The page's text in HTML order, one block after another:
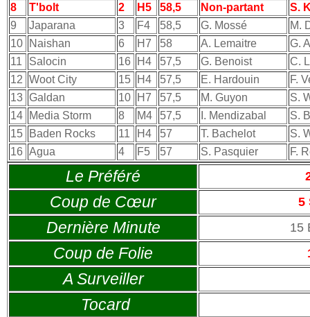
8
T'bolt 2 H5 58,5 Non-partant
S.
9
Japarana 3 F4 58,5 G. Mossé
M.
10
Naishan 6 H7 58 A. Lemaitre
G.
11
Salocin 16 H4 57,5 G. Benoist
C.
12 Woot City 15 H4 57,5 E. Hardouin
F.
13 Galdan 10 H7 57,5 M. Guyon
S.
14
Media Storm 8 M4 57,5 I. Mendizabal
S.
15
Baden Rocks 11 H4 57 T. Bachelot
S.
16 Agua 4 F5 57 S. Pasquier F.
Le Préféré
Coup de Cœur 5
Dernière Minute 15
Coup de Folie
A Surveiller
Tocard